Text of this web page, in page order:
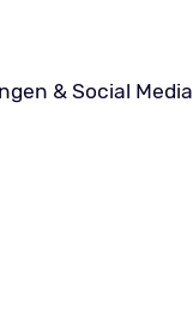
& Social Media